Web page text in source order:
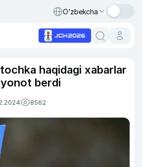
O‘zbekcha
haqidagi xabarlar
berdi
8562